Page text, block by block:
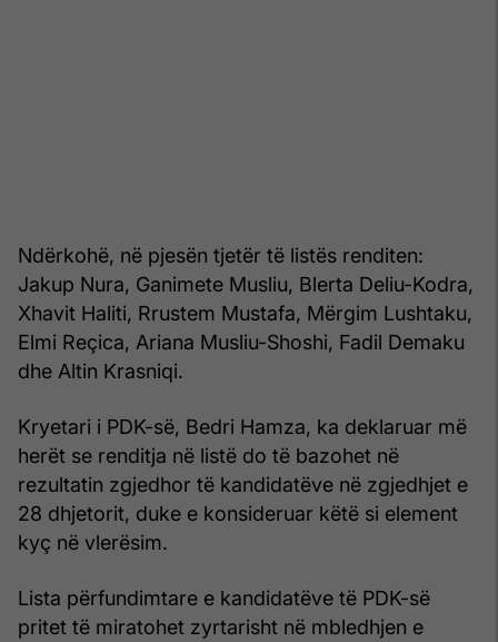
Ndërkohë, në pjesën tjetër të listës renditen:
Jakup Nura, Ganimete Musliu, Blerta Deliu-Kodra,
Xhavit Haliti, Rrustem Mustafa, Mërgim Lushtaku,
Elmi Reçica, Ariana Musliu-Shoshi, Fadil Demaku
dhe Altin Krasniqi.
Kryetari i PDK-së, Bedri Hamza, ka deklaruar më
herët se renditja në listë do të bazohet në
rezultatin zgjedhor të kandidatëve në zgjedhjet e
28 dhjetorit, duke e konsideruar këtë si element
kyç në vlerësim.
Lista përfundimtare e kandidatëve të PDK-së
pritet të miratohet zyrtarisht në mbledhjen e